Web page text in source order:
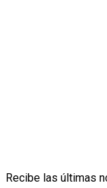
Recibe las últimas